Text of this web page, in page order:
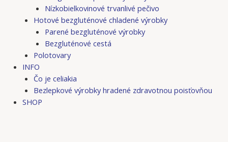
Nízkobielkovinové trvanlivé pečivo
Hotové bezgluténové chladené výrobky
Parené bezgluténové výrobky
Bezgluténové cestá
Polotovary
INFO
Čo je celiakia
Bezlepkové výrobky hradené zdravotnou poisťovňou
SHOP